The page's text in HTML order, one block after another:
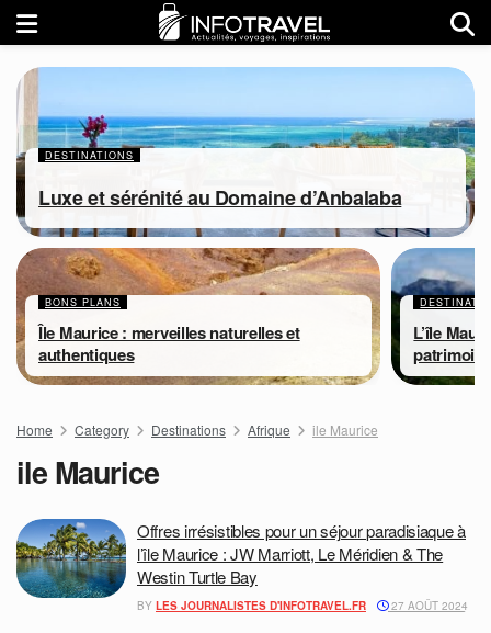
DESTINATIONS
Luxe et sérénité au Domaine d’Anbalaba
BONS PLANS
Île Maurice : merveilles naturelles et
authentiques
L’île
Home Category Destinations Afrique ile Maurice
ile Maurice
Offres irrésistibles pour un séjour paradisiaque à
l’île Maurice : JW Marriott, Le Méridien & The
Westin Turtle Bay
BY LES JOURNALISTES D'INFOTRAVEL.FR 27 AOÛT 2024